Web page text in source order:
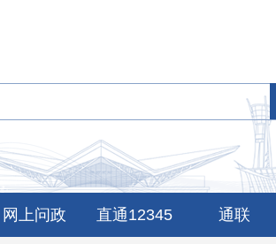
网上问政 直通12345 通联